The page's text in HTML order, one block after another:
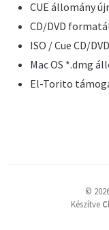
CUE állomány
CD/DVD
ISO / Cue CD/
Mac OS *.dmg
El-Torito
©
Készítve